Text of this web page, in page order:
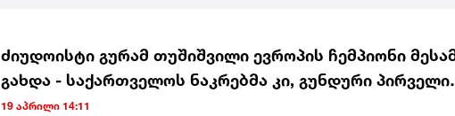
ძიუდოისტი გურამ თუშიშვილი ევროპის ჩემპიონი
გახდა - საქართველოს ნაკრებმა კი, გუნდური პირველი
ადგილი დაიკავა
19 აპრილი 14:11